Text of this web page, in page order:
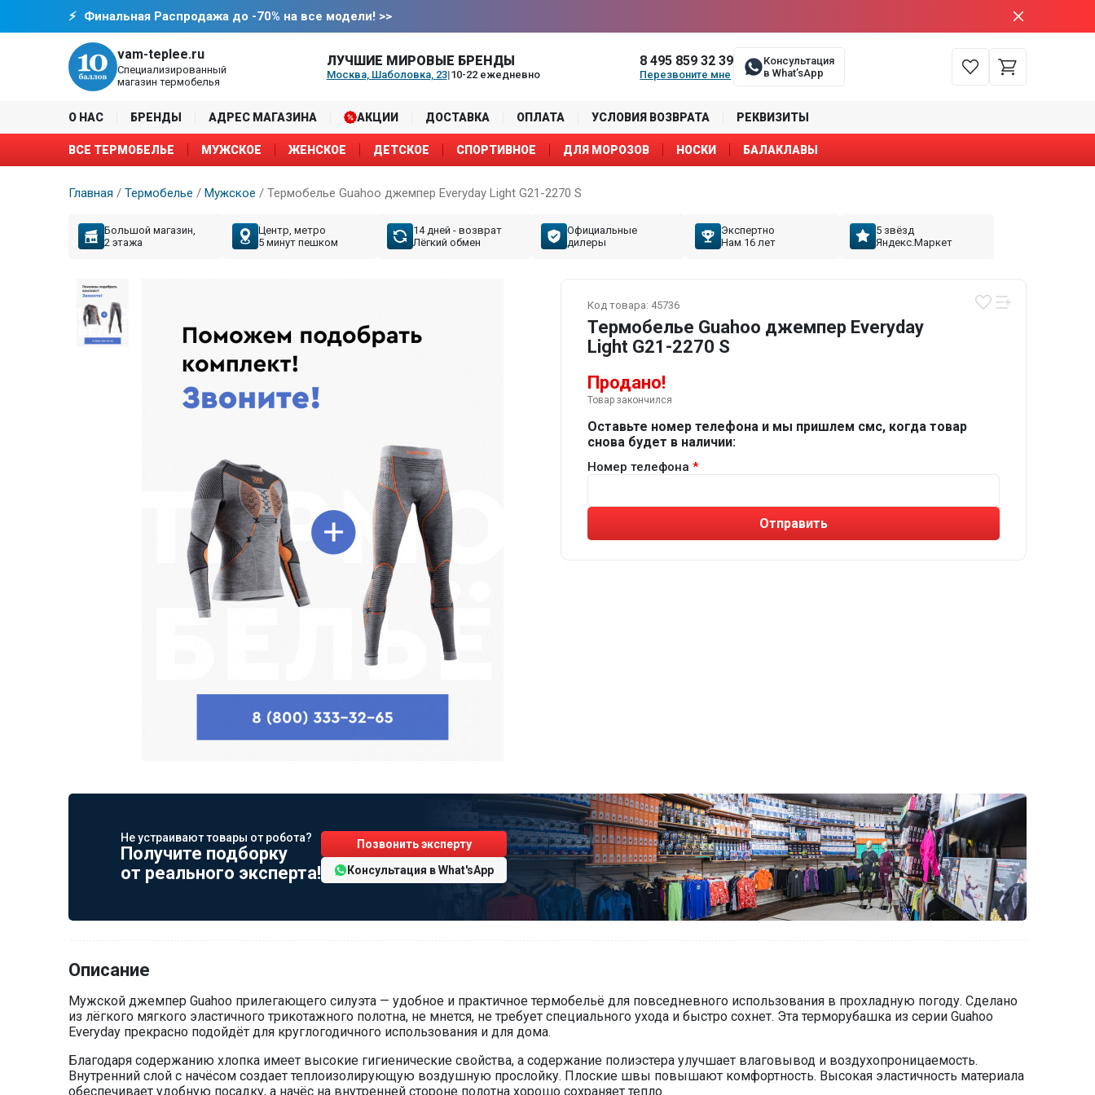
Финальная Распродажа до -70% на все модели! >>
vam-teplee.ru
Специализированный
магазин термобелья
ЛУЧШИЕ МИРОВЫЕ БРЕНДЫ
Москва, Шаболовка, 23|10-22 ежедневно
8 495 859 32 39
Перезвоните мне
Консультация
в What’sApp
О НАС БРЕНДЫ АДРЕС МАГАЗИНА АКЦИИ ДОСТАВКА ОПЛАТА УСЛОВИЯ ВОЗВРАТА РЕКВИЗИТЫ
ВСЕ ТЕРМОБЕЛЬЕ МУЖСКОЕ ЖЕНСКОЕ ДЕТСКОЕ СПОРТИВНОЕ ДЛЯ МОРОЗОВ НОСКИ БАЛАКЛАВЫ
Главная / Термобелье / Мужское / Термобелье Guahoo джемпер Everyday Light G21-2270 S
Большой магазин,
2 этажа
Центр, метро
5 минут пешком
14 дней - возврат
Лёгкий обмен
Официальные
дилеры
Экспертно
Нам 16 лет
5 звёзд
Яндекс.Маркет
Код товара: 45736
Термобелье Guahoo джемпер Everyday
Light G21-2270 S
Продано!
Товар закончился
Оставьте номер телефона и мы пришлем смс, когда товар
снова будет в наличии:
Номер телефона
Отправить
Не устраивают товары от робота?
Получите подборку
от реального эксперта!
Позвонить эксперту
Консультация вWhat'sApp
Описание
Мужской джемпер Guahoo прилегающего силуэта — удобное и практичное термобельё для повседневного использования в прохладную погоду. Сделано
из лёгкого мягкого эластичного трикотажного полотна, не мнется, не требует специального ухода и быстро сохнет. Эта терморубашка из серии Guahoo
Everyday прекрасно подойдёт для круглогодичного использования и для дома.
Благодаря содержанию хлопка имеет высокие гигиенические свойства, а содержание полиэстера улучшает влаговывод и воздухопроницаемость.
Внутренний слой с начёсом создает теплоизолирующую воздушную прослойку. Плоские швы повышают комфортность. Высокая эластичность материала
обеспечивает удобную посадку, а начёс на внутренней стороне полотна хорошо сохраняет тепло.